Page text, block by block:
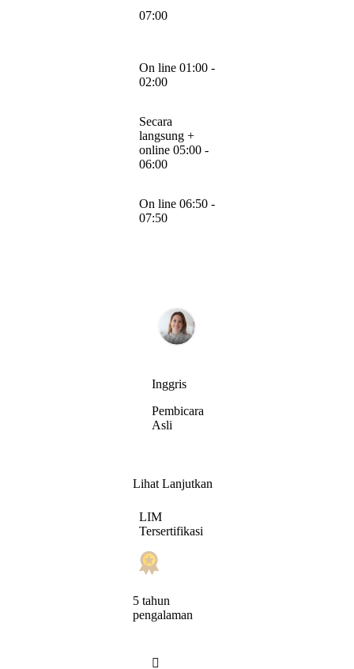
07:00
On line 01:00 -
02:00
Secara
langsung +
online 05:00 -
06:00
On line 06:50 -
07:50
Inggris
Pembicara
Asli
Lihat Lanjutkan
LIM
Tersertifikasi
5 tahun
pengalaman
